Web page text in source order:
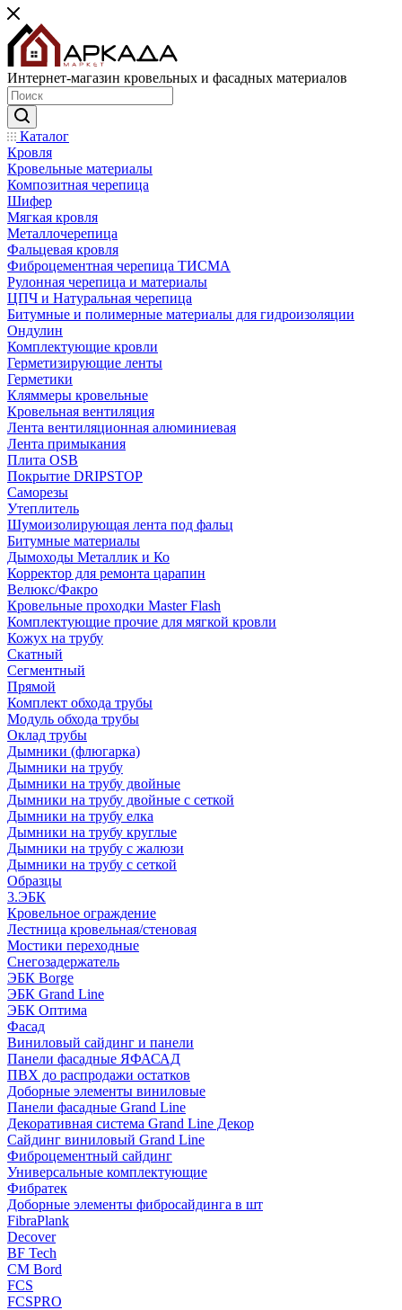
Интернет-магазин кровельных и фасадных материалов
Каталог
Кровля
Кровельные материалы
Композитная черепица
Шифер
Мягкая кровля
Металлочерепица
Фальцевая кровля
Фиброцементная черепица ТИСМА
Рулонная черепица и материалы
ЦПЧ и Натуральная черепица
Битумные и полимерные материалы для гидроизоляции
Ондулин
Комплектующие кровли
Герметизирующие ленты
Герметики
Кляммеры кровельные
Кровельная вентиляция
Лента вентиляционная алюминиевая
Лента примыкания
Плита OSB
Покрытие DRIPSTOP
Саморезы
Утеплитель
Шумоизолирующая лента под фальц
Битумные материалы
Дымоходы Металлик и Ко
Корректор для ремонта царапин
Велюкс/Факро
Кровельные проходки Master Flash
Комплектующие прочие для мягкой кровли
Кожух на трубу
Скатный
Сегментный
Прямой
Комплект обхода трубы
Модуль обхода трубы
Оклад трубы
Дымники (флюгарка)
Дымники на трубу
Дымники на трубу двoйные
Дымники на трубу двoйные с сеткой
Дымники на трубу елка
Дымники на трубу круглые
Дымники на трубу с жалюзи
Дымники на трубу с сеткой
Образцы
3.ЭБК
Кровельное ограждение
Лестница кровельная/стеновая
Мостики переходные
Снегозадержатель
ЭБК Borge
ЭБК Grand Line
ЭБК Оптима
Фасад
Виниловый сайдинг и панели
Панели фасадные ЯФАСАД
ПВХ до распродажи остатков
Доборные элементы виниловые
Панели фасадные Grand Line
Декоративная система Grand Line Декор
Сайдинг виниловый Grand Line
Фиброцементный сайдинг
Универсальные комплектующие
Фибратек
Доборные элементы фибросайдинга в шт
FibraPlank
Decover
BF Tech
CM Bord
FCS
FCSPRO